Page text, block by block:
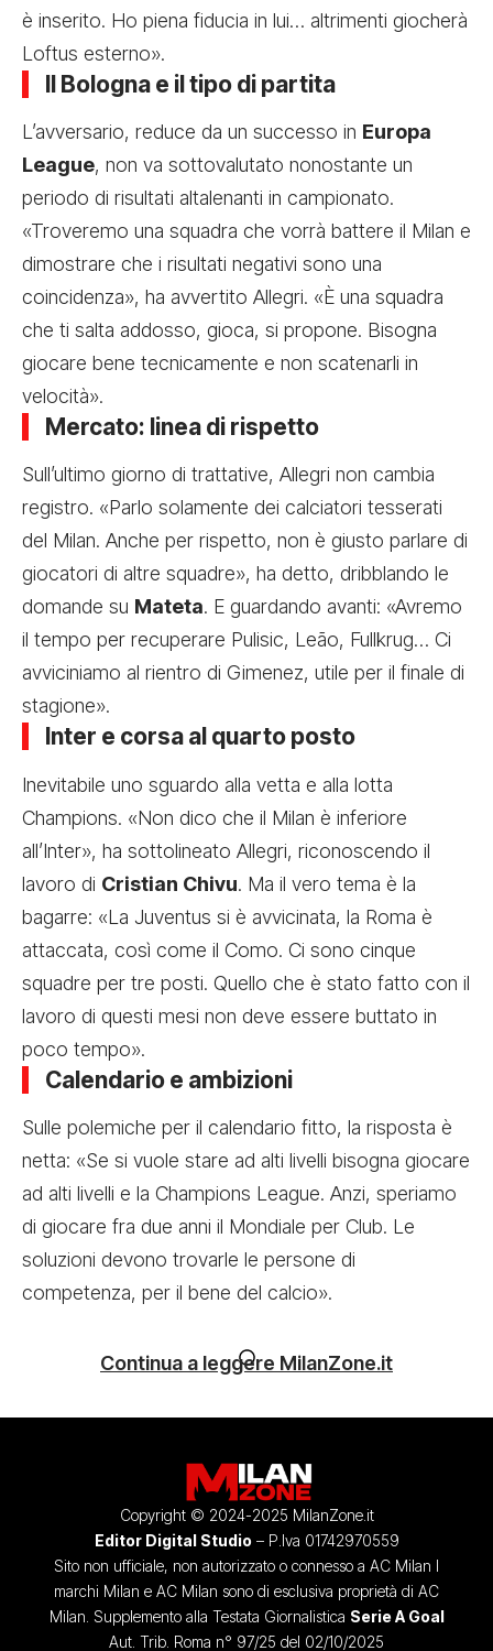
è inserito. Ho piena fiducia in lui… altrimenti giocherà
Loftus esterno».
Il Bologna e il tipo di partita
L’avversario, reduce da un successo in Europa
League, non va sottovalutato nonostante un
periodo di risultati altalenanti in campionato.
«Troveremo una squadra che vorrà battere il Milan e
dimostrare che i risultati negativi sono una
coincidenza», ha avvertito Allegri. «È una squadra
che ti salta addosso, gioca, si propone. Bisogna
giocare bene tecnicamente e non scatenarli in
velocità».
Mercato: linea di rispetto
Sull’ultimo giorno di trattative, Allegri non cambia
registro. «Parlo solamente dei calciatori tesserati
del Milan. Anche per rispetto, non è giusto parlare di
giocatori di altre squadre», ha detto, dribblando le
domande su Mateta. E guardando avanti: «Avremo
il tempo per recuperare Pulisic, Leão, Fullkrug… Ci
avviciniamo al rientro di Gimenez, utile per il finale di
stagione».
Inter e corsa al quarto posto
Inevitabile uno sguardo alla vetta e alla lotta
Champions. «Non dico che il Milan è inferiore
all’Inter», ha sottolineato Allegri, riconoscendo il
lavoro di Cristian Chivu. Ma il vero tema è la
bagarre: «La Juventus si è avvicinata, la Roma è
attaccata, così come il Como. Ci sono cinque
squadre per tre posti. Quello che è stato fatto con il
lavoro di questi mesi non deve essere buttato in
poco tempo».
Calendario e ambizioni
Sulle polemiche per il calendario fitto, la risposta è
netta: «Se si vuole stare ad alti livelli bisogna giocare
ad alti livelli e la Champions League. Anzi, speriamo
di giocare fra due anni il Mondiale per Club. Le
soluzioni devono trovarle le persone di
competenza, per il bene del calcio».
Continua a leggere MilanZone.it
Copyright © 2024-2025 MilanZone.it
Editor Digital Studio – P.Iva 01742970559
Sito non ufficiale, non autorizzato o connesso a AC Milan I
marchi Milan e AC Milan sono di esclusiva proprietà di AC
Milan. Supplemento alla Testata Giornalistica Serie A Goal
Aut. Trib. Roma n° 97/25 del 02/10/2025